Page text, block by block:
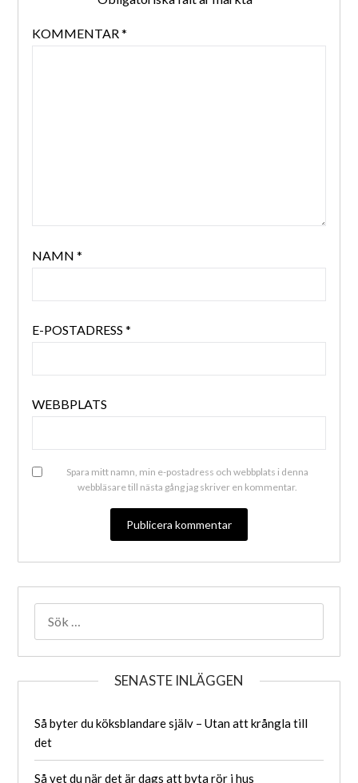
KOMMENTAR*
NAMN *
E-POSTADRESS *
WEBBPLATS
Spara mitt namn, min e-postadress och webbplats i denna
webbläsare till nästa gång jag skriver en kommentar.
ALTERNATIVE:
SENASTE INLÄGGEN
Så byter du köksblandare själv – Utan att krångla till
det
Så vet du när det är dags att byta rör i hus